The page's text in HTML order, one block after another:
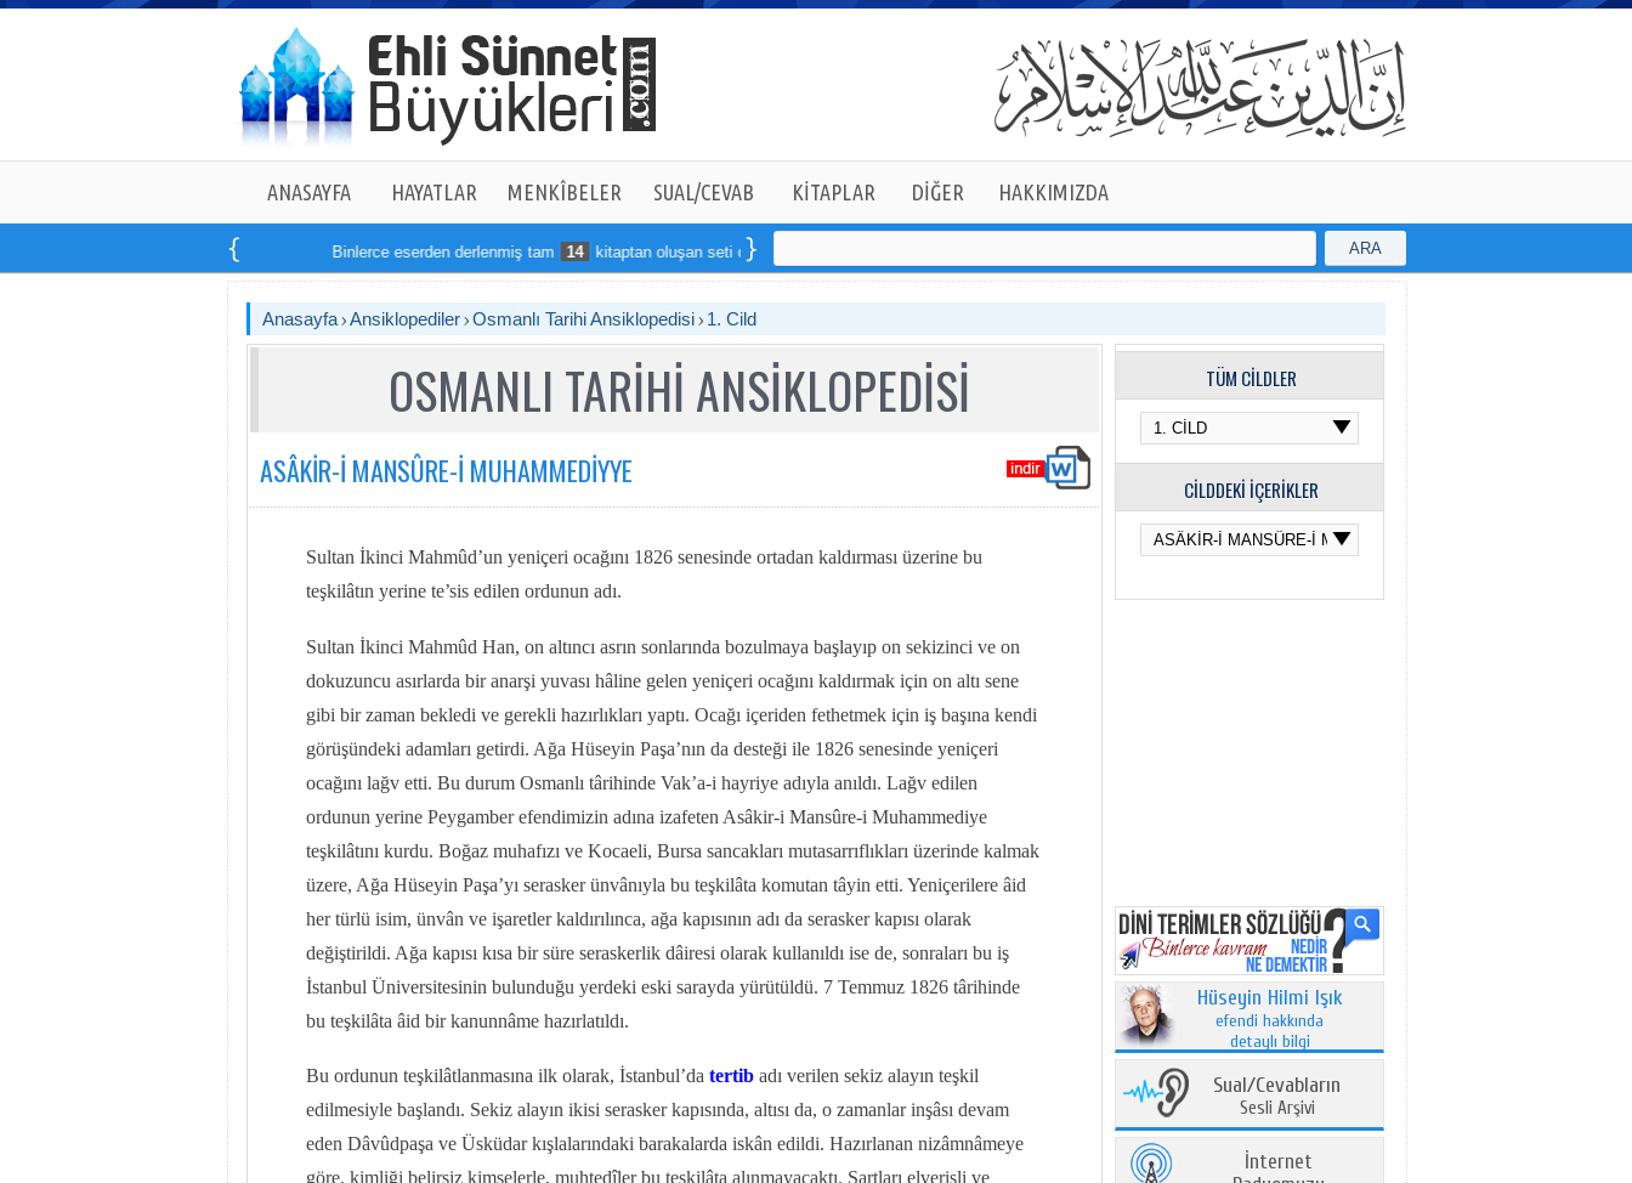
ANASAYFA HAYATLAR MENKÎBELER SUAL/CEVAB KİTAPLAR DİĞER HAKKIMIZDA
Binlerce eserden derlenmiş tam 14 kitaptan oluşan seti online sipariş verebilirsiniz ARA
Anasayfa Ansiklopediler Osmanlı Tarihi Ansiklopedisi 1. Cild
OSMANLI TARİHİ ANSİKLOPEDİSİ
ASÂKİR-İ MANSÛRE-İ MUHAMMEDİYYE
Sultan İkinci Mahmûd’un yeniçeri ocağını 1826 senesinde ortadan kaldırması üzerine bu
teşkilâtın yerine te’sis edilen ordunun adı.
Sultan İkinci Mahmûd Han, on altıncı asrın sonlarında bozulmaya başlayıp on sekizinci ve on
dokuzuncu asırlarda bir anarşi yuvası hâline gelen yeniçeri ocağını kaldırmak için on altı sene
gibi bir zaman bekledi ve gerekli hazırlıkları yaptı. Ocağı içeriden fethetmek için iş başına kendi
görüşündeki adamları getirdi. Ağa Hüseyin Paşa’nın da desteği ile 1826 senesinde yeniçeri
ocağını lağv etti. Bu durum Osmanlı târihinde Vak’a-i hayriye adıyla anıldı. Lağv edilen
ordunun yerine Peygamber efendimizin adına izafeten Asâkir-i Mansûre-i Muhammediye
teşkilâtını kurdu. Boğaz muhafızı ve Kocaeli, Bursa sancakları mutasarrıflıkları üzerinde kalmak
üzere, Ağa Hüseyin Paşa’yı serasker ünvânıyla bu teşkilâta komutan tâyin etti. Yeniçerilere âid
her türlü isim, ünvân ve işaretler kaldırılınca, ağa kapısının adı da serasker kapısı olarak
değiştirildi. Ağa kapısı kısa bir süre seraskerlik dâiresi olarak kullanıldı ise de, sonraları bu iş
İstanbul Üniversitesinin bulunduğu yerdeki eski sarayda yürütüldü. 7 Temmuz 1826 târihinde
bu teşkilâta âid bir kanunnâme hazırlatıldı.
Bu ordunun teşkilâtlanmasına ilk olarak, İstanbul’da tertibadı verilen sekiz alayın teşkil
edilmesiyle başlandı. Sekiz alayın ikisi serasker kapısında, altısı da, o zamanlar inşâsı devam
eden Dâvûdpaşa ve Üsküdar kışlalarındaki barakalarda iskân edildi. Hazırlanan nizâmnâmeye
göre, kimliği belirsiz kimselerle, muhtedîler bu teşkilâta alınmayacaktı. Şartları elverişli ve
TÜM CİLDLER
CİLDDEKİ İÇERİKLER
Hüseyin Hilmi Işık
efendi hakkında
detaylı bilgi
Sual/Cevabların
Sesli Arşivi
İnternet